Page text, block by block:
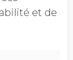
et de